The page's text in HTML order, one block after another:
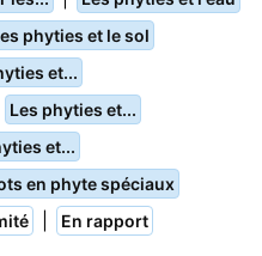
phyties et le sol
et...
Les phyties et...
et...
en phyte spéciaux
En rapport